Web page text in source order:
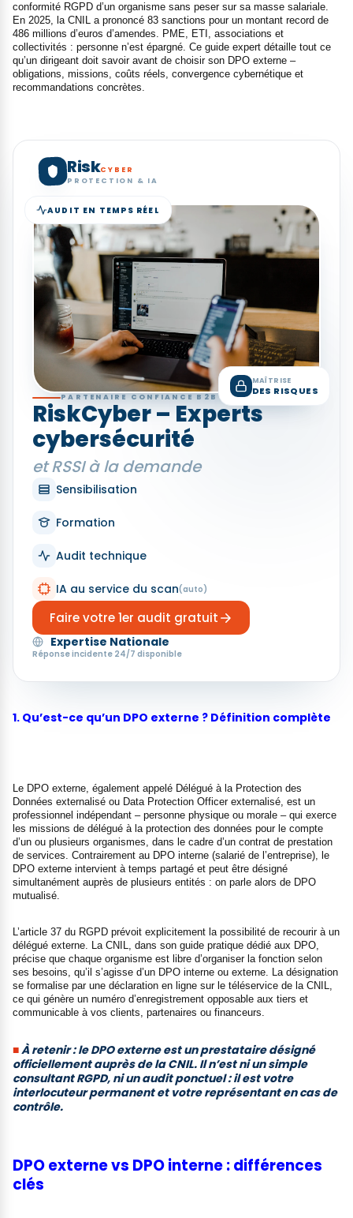
conformité RGPD d’un organisme sans peser sur sa masse salariale.
En 2025, la CNIL a prononcé 83 sanctions pour un montant record de
486 millions d’euros d’amendes. PME, ETI, associations et
collectivités : personne n’est épargné. Ce guide expert détaille tout ce
qu’un dirigeant doit savoir avant de choisir son DPO externe –
obligations, missions, coûts réels, convergence cybernétique et
recommandations concrètes.
RiskCYBER
PROTECTION & IA
AUDIT EN TEMPS RÉEL
MAÎTRISE
DES RISQUES
PARTENAIRE CONFIANCE B2B
RiskCyber – Experts
cybersécurité
et RSSI à la demande
Sensibilisation
Formation
Audit technique
IA au service du scan(auto)
Faire votre 1er audit gratuit
Expertise Nationale
Réponse incidente 24/7 disponible
1. Qu’est-ce qu’un DPO externe ? Définition complète
Le DPO externe, également appelé Délégué à la Protection des
Données externalisé ou Data Protection Officer externalisé, est un
professionnel indépendant – personne physique ou morale – qui exerce
les missions de délégué à la protection des données pour le compte
d’un ou plusieurs organismes, dans le cadre d’un contrat de prestation
de services. Contrairement au DPO interne (salarié de l’entreprise), le
DPO externe intervient à temps partagé et peut être désigné
simultanément auprès de plusieurs entités : on parle alors de DPO
mutualisé.
L’article 37 du RGPD prévoit explicitement la possibilité de recourir à un
délégué externe. La CNIL, dans son guide pratique dédié aux DPO,
précise que chaque organisme est libre d’organiser la fonction selon
ses besoins, qu’il s’agisse d’un DPO interne ou externe. La désignation
se formalise par une déclaration en ligne sur le téléservice de la CNIL,
ce qui génère un numéro d’enregistrement opposable aux tiers et
communicable à vos clients, partenaires ou financeurs.
■À retenir : le DPO externe est un prestataire désigné
officiellement auprès de la CNIL. Il n’est ni un simple
consultant RGPD, ni un audit ponctuel : il est votre
interlocuteur permanent et votre représentant en cas de
contrôle.
DPO externe vs DPO interne : différences
clés